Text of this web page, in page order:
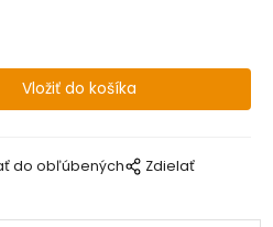
do obľúbených Zdielať